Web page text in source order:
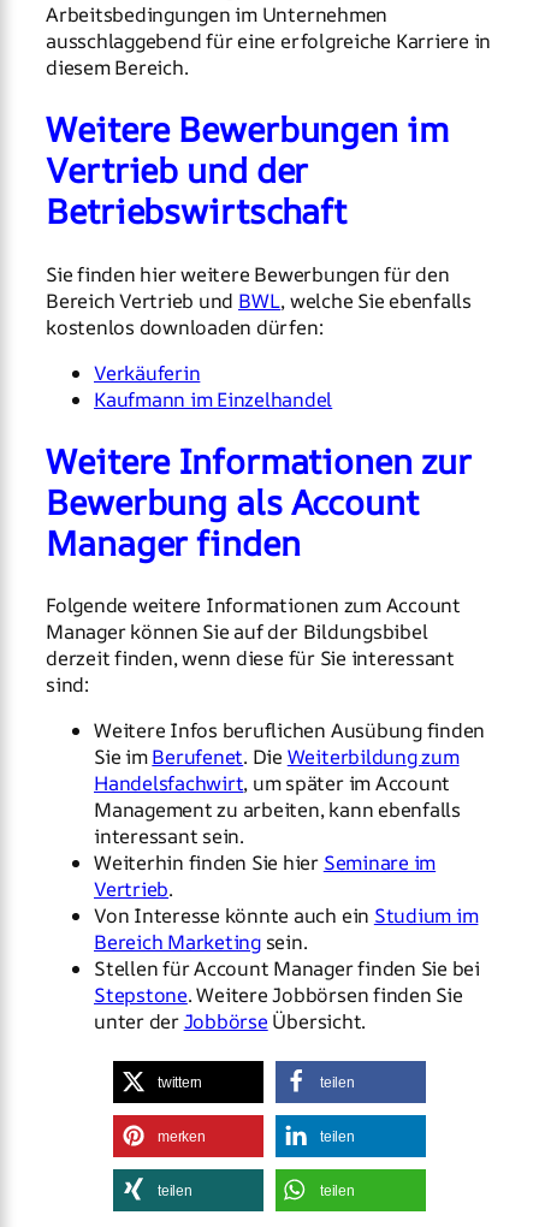
Arbeitsbedingungen im Unternehmen
ausschlaggebend für eine erfolgreiche Karriere in
diesem Bereich.
Weitere Bewerbungen im
Vertrieb und der
Betriebswirtschaft
Sie finden hier weitere Bewerbungen für den
Bereich Vertrieb und BWL, welche Sie ebenfalls
kostenlos downloaden dürfen:
Verkäuferin
Kaufmann im Einzelhandel
Weitere Informationen zur
Bewerbung als Account
Manager finden
Folgende weitere Informationen zum Account
Manager können Sie auf der Bildungsbibel
derzeit finden, wenn diese für Sie interessant
sind:
Weitere Infos beruflichen Ausübung finden
Sie imBerufenet. Die Weiterbildung zum
Handelsfachwirt, um später im Account
Management zu arbeiten, kann ebenfalls
interessant sein.
Weiterhin finden Sie hier Seminare im
Vertrieb.
Von Interesse könnte auch ein Studium im
Bereich Marketingsein.
Stellen für Account Manager finden Sie bei
Stepstone. Weitere Jobbörsen finden Sie
unter derJobbörse Übersicht.
twittern teilen
merken teilen
teilen teilen